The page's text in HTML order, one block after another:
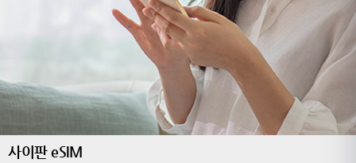
사이판 eSIM